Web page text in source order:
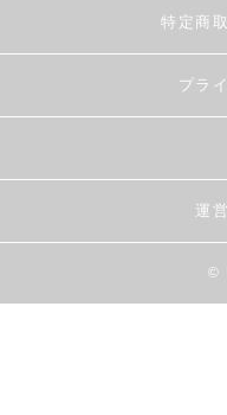
特定商
プラ
運
©